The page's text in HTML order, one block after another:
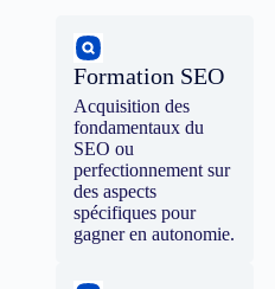
Formation SEO
Acquisition des
fondamentaux du
SEO ou
perfectionnement sur
des aspects
spécifiques pour
gagner en autonomie.